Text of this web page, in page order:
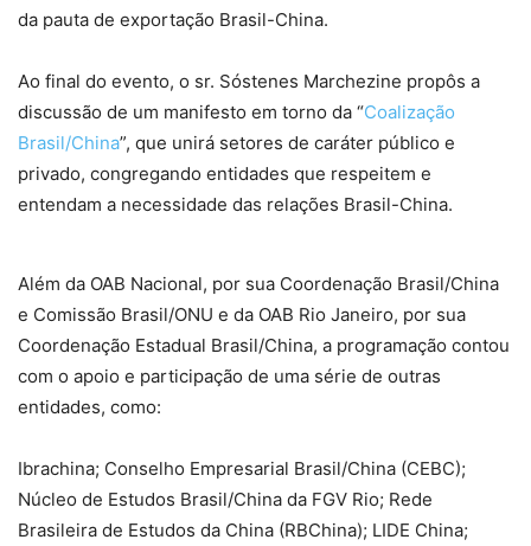
da pauta de exportação Brasil-China.
Ao final do evento, o sr. Sóstenes Marchezine propôs a
discussão de um manifesto em torno da “Coalização
Brasil/China”, que unirá setores de caráter público e
privado, congregando entidades que respeitem e
entendam a necessidade das relações Brasil-China.
Além da OAB Nacional, por sua Coordenação Brasil/China
e Comissão Brasil/ONU e da OAB Rio Janeiro, por sua
Coordenação Estadual Brasil/China, a programação contou
com o apoio e participação de uma série de outras
entidades, como:
Ibrachina; Conselho Empresarial Brasil/China (CEBC);
Núcleo de Estudos Brasil/China da FGV Rio; Rede
Brasileira de Estudos da China (RBChina); LIDE China;